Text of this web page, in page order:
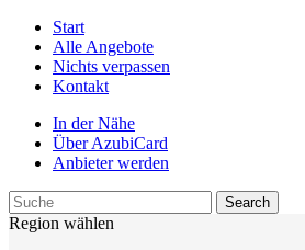
Start
Alle Angebote
Nichts verpassen
Kontakt
In der Nähe
Über AzubiCard
Anbieter werden
Region wählen